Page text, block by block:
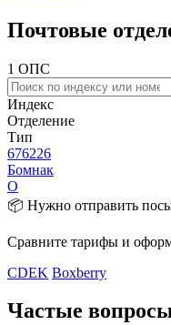
Почтовые
1 ОПС
Индекс
Отделение
Тип
676226
Бомнак
О
📦 Нужно отправить
Сравните тарифы и
CDEK Boxberry
Частые